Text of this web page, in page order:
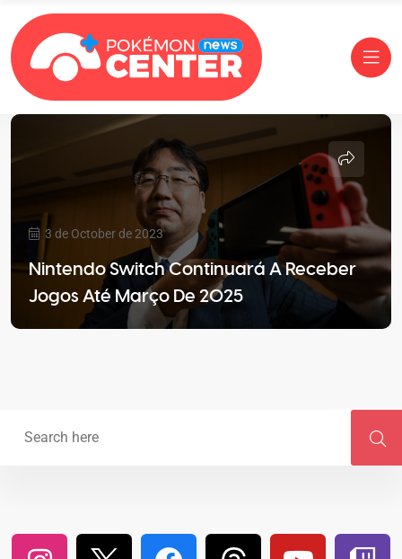
3 de October de 2023
Nintendo Switch Continuará A Receber
Jogos Até Março De 2025